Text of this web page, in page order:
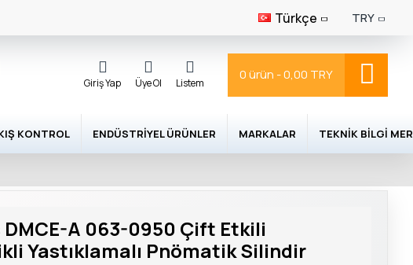
Türkçe TRY
Giriş Yap Üye Ol Listem
0 ürün - 0,00 TRY
KONTROL ENDÜSTRIYEL ÜRÜNLER MARKALAR TEKNIK BILGI
DMCE-A 063-0950 Çift Etkili
Yastıklamalı Pnömatik Silindir